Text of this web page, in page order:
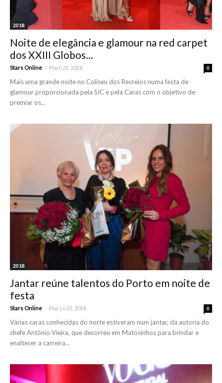
2018
Noite de elegância e glamour na red carpet
dos XXIII Globos...
Stars Online - Maio 21, 2018 0
Mais uma grande noite no Coliseu dos Recreios numa festa de
glamour proporcionada pela SIC e pela Caras com o objetivo de
premiar os...
2018
Jantar reúne talentos do Porto em noite de
festa
Stars Online - Março 21, 2018 0
Várias caras conhecidas do norte estiveram num jantar, da autoria do
chefe António Vieira, que decorreu em Matosinhos para brindar e
enaltecer a carreira...